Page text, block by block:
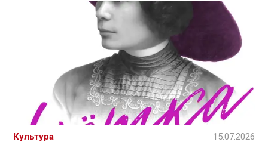
Культура 15.07.2026